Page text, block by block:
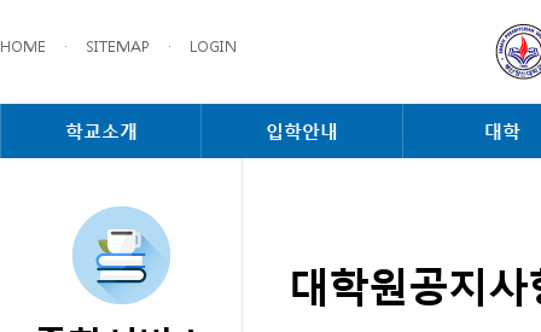
HOME · SITEMAP · LOGIN
학교소개 입학안내 대학
대학원공지사